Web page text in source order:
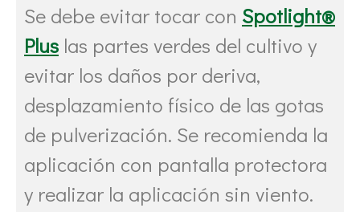
Se debe evitar tocar con Spotlight®
Plus las partes verdes del cultivo y
evitar los daños por deriva,
desplazamiento físico de las gotas
de pulverización. Se recomienda la
aplicación con pantalla protectora
y realizar la aplicación sin viento.